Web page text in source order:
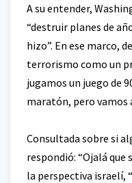
A su entender,
“destruir planes de
hizo”. En ese marco,
terrorismo como un
jugamos un juego de
maratón, pero vamos
Consultada sobre si
respondió: “Ojalá que
la perspectiva israelí,